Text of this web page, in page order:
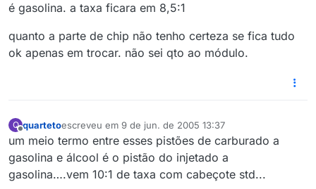
é gasolina. a taxa ficara em 8,5:1
quanto a parte de chip não tenho certeza se fica tudo
ok apenas em trocar. não sei qto ao módulo.
Q
Offline
quartetoescreveu em 9 de jun. de 2005 13:37
última edição por
um meio termo entre esses pistões de carburado a
gasolina e álcool é o pistão do injetado a
gasolina….vem 10:1 de taxa com cabeçote std...